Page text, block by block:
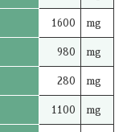
1600 mg
980 mg
280 mg
1100 mg